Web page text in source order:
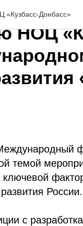
«Кузбасс-Донбасс»
НОЦ
темой
России.
с